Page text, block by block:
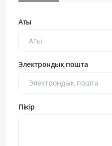
Аты
Электрондық пошта
Пікір